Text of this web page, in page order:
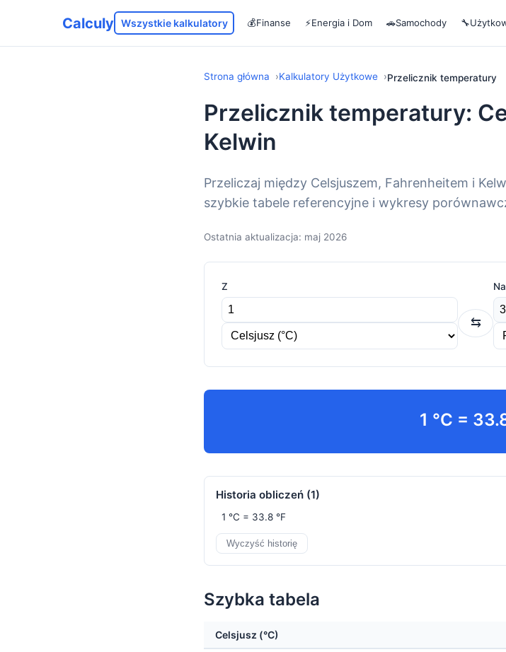
Calculy Wszystkie kalkulatory 💰Finanse ⚡Energia i Dom 🚗Samochody 🔧
Strona główna Kalkulatory Użytkowe Przelicznik temperatury
Przelicznik temperatury:
Kelwin
Przeliczaj między Celsjuszem, Fahrenheitem i
szybkie tabele referencyjne i wykresy
Ostatnia aktualizacja: maj 2026
Z
⇆
Na
1 °C =
Historia obliczeń (1)
1 °C = 33.8 °F
Wyczyść historię
Szybka tabela
Celsjusz (°C)